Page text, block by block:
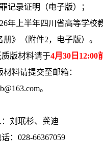
记录证明（电子版）；
年上半年四川省高等学校
》（附件2，
电子版）。
质版材料请于4月30日12:00
材料请提交至邮箱：
。
刘珉杉、龚迪
：028-66367059